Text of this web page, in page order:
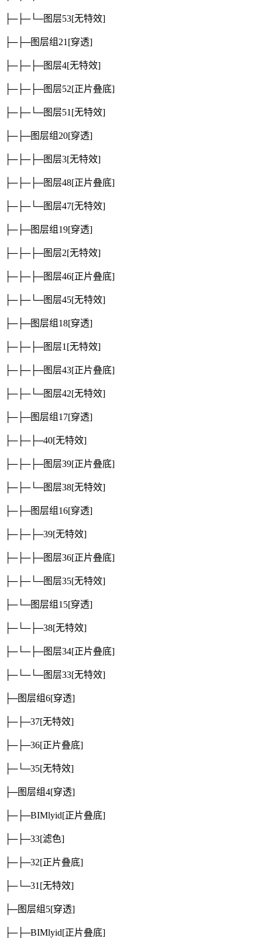
├─├─└─图层53[无特效]
├─├─图层组21 [穿透]
├─├─├─图层4[无特效]
├─├─├─图层52[正片叠底]
├─├─└─图层51 [无特效]
├─├─图层组20[穿透]
├─├─├─图层3[无特效]
├─├─├─图层48[正片叠底]
├─├─└─图层47[无特效]
├─├─图层组19[穿透]
├─├─├─图层2[无特效]
├─├─├─图层46[正片叠底]
├─├─└─图层45[无特效]
├─├─图层组18[穿透]
├─├─├─图层1 [无特效]
├─├─├─图层43[正片叠底]
├─├─└─图层42[无特效]
├─├─图层组17[穿透]
├─├─├─40[无特效]
├─├─├─图层39[正片叠底]
├─├─└─图层38[无特效]
├─├─图层组16[穿透]
├─├─├─39[无特效]
├─├─├─图层36[正片叠底]
├─├─└─图层35[无特效]
├─└─图层组15[穿透]
├─└─├─38[无特效]
├─└─├─图层34[正片叠底]
├─└─└─图层33[无特效]
├─图层组6[穿透]
├─├─37[无特效]
├─├─36[正片叠底]
├─└─35[无特效]
├─图层组4[穿透]
├─├─BIMlyid[正片叠底]
├─├─33[滤色]
├─├─32[正片叠底]
├─└─31 [无特效]
├─图层组5[穿透]
├─├─BIMlyid[正片叠底]